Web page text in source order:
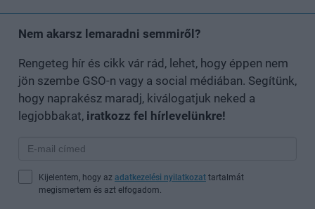
Nem akarsz lemaradni semmiről?
Rengeteg hír és cikk vár rád, lehet, hogy éppen nem
jön szembe GSO-n vagy a social médiában. Segítünk,
hogy naprakész maradj, kiválogatjuk neked a
legjobbakat, iratkozz fel hírlevelünkre!
Kijelentem, hogy az adatkezelési nyilatkozat tartalmát
megismertem és azt elfogadom.